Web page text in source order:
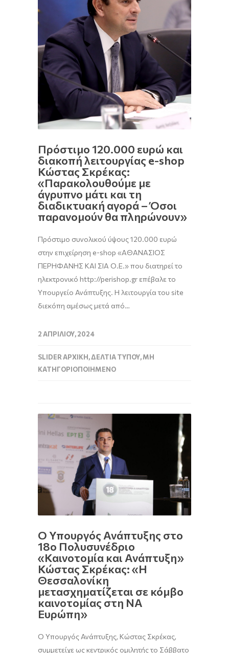
Πρόστιμο 120.000 ευρώ και
διακοπή λειτουργίας e-shop
Κώστας Σκρέκας:
«Παρακολουθούμε με
άγρυπνο μάτι και τη
διαδικτυακή αγορά – Όσοι
παρανομούν θα πληρώνουν»
Πρόστιμο συνολικού ύψους 120.000 ευρώ
στην επιχείρηση e-shop «ΑΘΑΝΑΣΙΟΣ
ΠΕΡΗΦΑΝΗΣ ΚΑΙ ΣΙΑ Ο.Ε.» που διατηρεί το
ηλεκτρονικό http://perishop.gr επέβαλε το
Υπουργείο Ανάπτυξης. Η λειτουργία του site
διεκόπη αμέσως μετά από…
2 ΑΠΡΙΛΊΟΥ, 2024
SLIDER ΑΡΧΙΚΉ,ΔΕΛΤΊΑ ΤΎΠΟΥ,ΜΗ
ΚΑΤΗΓΟΡΙΟΠΟΙΗΜΈΝΟ
Ο Υπουργός Ανάπτυξης στο
18ο Πολυσυνέδριο
«Καινοτομία και Ανάπτυξη»
Κώστας Σκρέκας: «Η
Θεσσαλονίκη
μετασχηματίζεται σε κόμβο
καινοτομίας στη ΝΑ
Ευρώπη»
Ο Υπουργός Ανάπτυξης, Κώστας Σκρέκας,
συμμετείχε ως κεντρικός ομιλητής το Σάββατο